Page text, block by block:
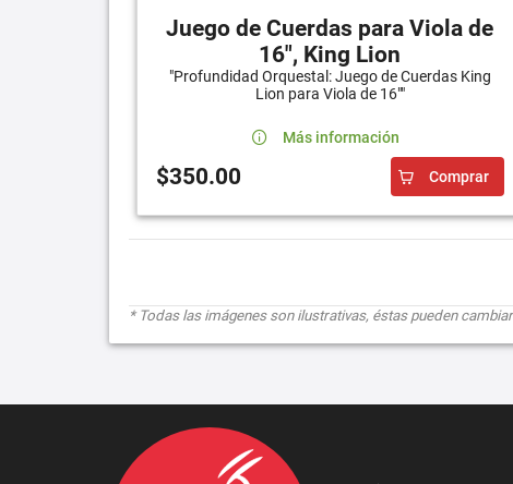
Juego de Cuerdas para Viola de
16", King Lion
"Profundidad Orquestal: Juego de Cuerdas King
Lion para Viola de 16""
Más información
$350.00 Comprar
* Todas las imágenes son ilustrativas, éstas pueden